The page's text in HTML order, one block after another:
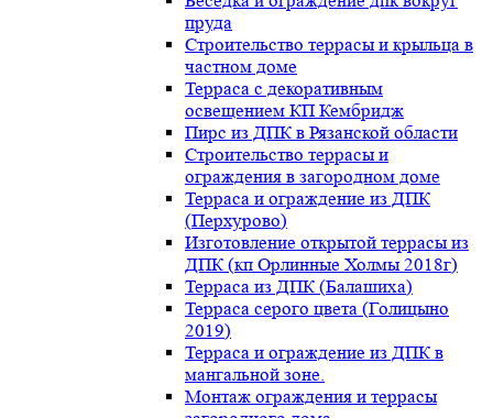
пруда
Строительство террасы и крыльца в
частном доме
Терраса с декоративным
освещением КП Кембридж
Пирс из ДПК в Рязанской области
Строительство террасы и
ограждения в загородном доме
Терраса и ограждение из ДПК
(Перхурово)
Изготовление открытой террасы из
ДПК (кп Орлинные Холмы 2018г)
Терраса из ДПК (Балашиха)
Терраса серого цвета (Голицыно
2019)
Терраса и ограждение из ДПК в
мангальной зоне.
Монтаж ограждения и террасы